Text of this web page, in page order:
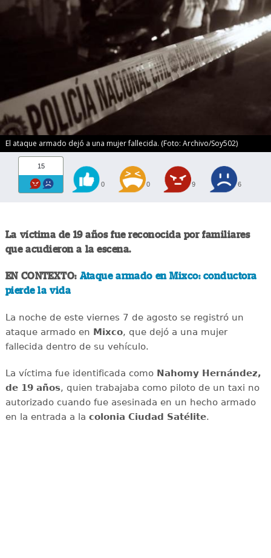
El ataque armado dejó a una mujer fallecida. (Foto: Archivo/Soy502)
15
0 0 9 6
La víctima de 19 años fue reconocida por familiares
que acudieron a la escena.
EN CONTEXTO: Ataque armado en Mixco: conductora
pierde la vida
La noche de este viernes 7 de agosto se registró un
ataque armado en Mixco, que dejó a una mujer
fallecida dentro de su vehículo.
La víctima fue identificada como Nahomy Hernández,
de 19 años, quien trabajaba como piloto de un taxi no
autorizado cuando fue asesinada en un hecho armado
en la entrada a la colonia Ciudad Satélite.